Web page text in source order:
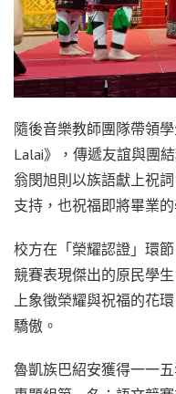
隨後音樂教師團隊帶領
Lalai》，傳遞友誼與團
翁閔旭則以族語獻上祝
支持，也祝福即將畢業
校方在「榮耀認證」環
競賽表現傑出的原民學
上象徵榮耀與祝福的花
驕傲。
魯凱族巴紹安獲得一一